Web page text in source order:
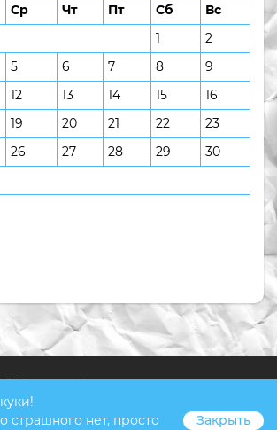
Ср Чт Пт Сб
Вс
1
2
5 6 7 8
9
12 13 14 15
16
19 20 21 22
23
26 27 28 29
30
страшного нет, просто
Закрыть